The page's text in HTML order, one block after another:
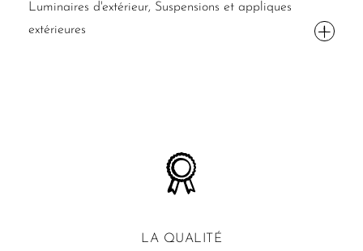
Luminaires d'extérieur, Suspensions et appliques
extérieures
LA QUALITÉ